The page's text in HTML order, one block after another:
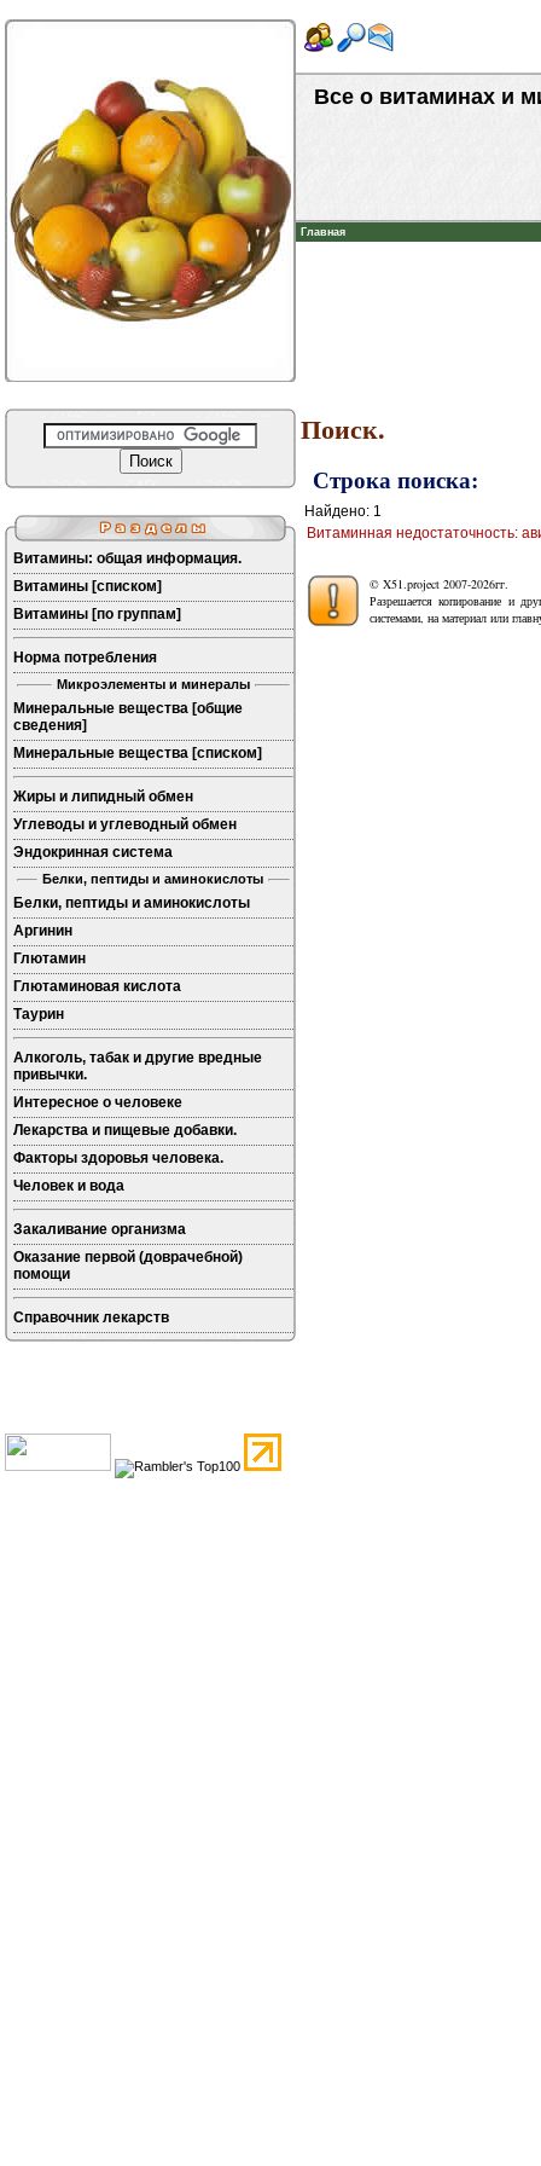
Все о витаминах и
Главная
Витамины: общая информация.
Витамины [списком]
Витамины [по группам]
Норма потребления
Микроэлементы и минералы
Минеральные вещества [общие
сведения]
Минеральные вещества [списком]
Жиры и липидный обмен
Углеводы и углеводный обмен
Эндокринная система
Белки, пептиды и аминокислоты
Белки, пептиды и аминокислоты
Аргинин
Глютамин
Глютаминовая кислота
Таурин
Алкоголь, табак и другие вредные
привычки.
Интересное о человеке
Лекарства и пищевые добавки.
Факторы здоровья человека.
Человек и вода
Закаливание организма
Оказание первой (доврачебной)
помощи
Справочник лекарств
Поиск.
Строка поиска:
Найдено: 1
Витаминная недостаточность:
© X51.project 2007-2026гг.
Разрешается копирование и
системами, на материал или